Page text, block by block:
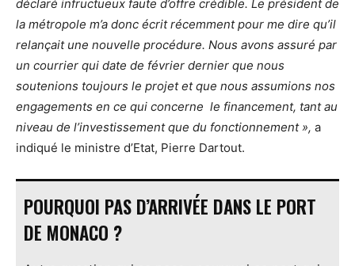
déclaré infructueux faute d’offre crédible. Le président de
la métropole m’a donc écrit récemment pour me dire qu’il
relançait une nouvelle procédure. Nous avons assuré par
un courrier qui date de février dernier que nous
soutenions toujours le projet et que nous assumions nos
engagements en ce qui concerne le financement, tant au
niveau de l’investissement que du fonctionnement », a
indiqué le ministre d’Etat, Pierre Dartout.
POURQUOI PAS D’ARRIVÉE DANS LE PORT
DE MONACO ?